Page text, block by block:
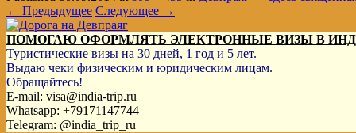
← Предыдущее Следующее →
ПОМОГАЮ ОФОРМЛЯТЬ ЭЛЕКТРОННЫЕ ВИЗЫ В
Туристические визы на 30 дней, 1 год и 5 лет.
Выдаю чеки физическим и юридическим лицам.
Обращайтесь!
E-mail: visa@india-trip.ru
Whatsapp: +79171147744
Telegram: @india_trip_ru